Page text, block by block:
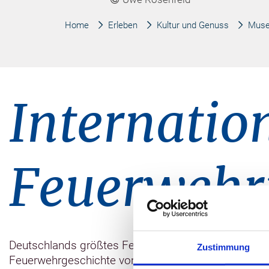
Zustimmung
Home Erleben Kultur und Genuss
Deutschlands größtes Feuerwehrmuseum mit
Feuerwehrgeschichte von der Gründung bis heute